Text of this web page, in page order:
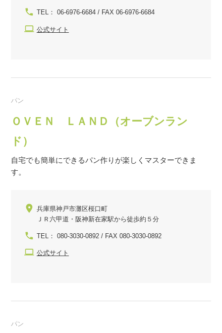
TEL： 06-6976-6684 / FAX 06-6976-6684
公式サイト
パン
ＯＶＥＮ ＬＡＮＤ（オーブンラン
ド）
自宅でも簡単にできるパン作りが楽しくマスターできま
す。
兵庫県神戸市灘区桜口町
ＪＲ六甲道・阪神新在家駅から徒歩約５分
TEL： 080-3030-0892 / FAX 080-3030-0892
公式サイト
パン